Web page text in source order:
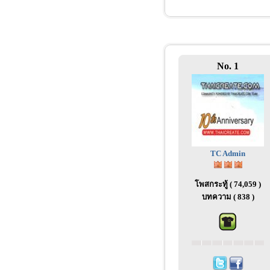
No. 1
TC Admin
โพสกระทู้ ( 74,059 )
บทความ ( 838 )